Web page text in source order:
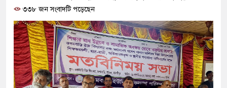
৩৩৮ জন সংবাদটি পড়েছেন